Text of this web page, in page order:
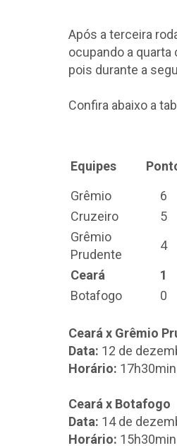
Após a terceira
ocupando a
pois durante a
Confira abaixo a
Equipes
Grêmio
6
Cruzeiro
5
Grêmio
Prudente
4
Ceará
1
Botafogo
0
Ceará x Grêmio
Data: 12 de
Horário:
Ceará x Botafogo
Data: 14 de
Horário: